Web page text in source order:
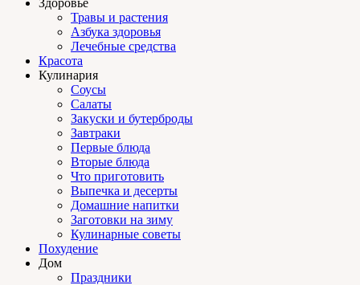
Здоровье
Травы и растения
Азбука здоровья
Лечебные средства
Красота
Кулинария
Соусы
Салаты
Закуски и бутерброды
Завтраки
Первые блюда
Вторые блюда
Что приготовить
Выпечка и десерты
Домашние напитки
Заготовки на зиму
Кулинарные советы
Похудение
Дом
Праздники